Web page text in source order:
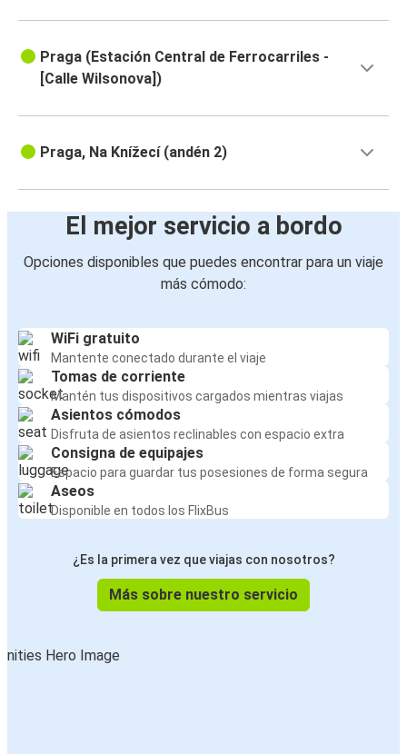
Praga (Estación Central de Ferrocarriles -
[Calle Wilsonova])
Praga, Na Knížecí (andén 2)
El mejor servicio a bordo
Opciones disponibles que puedes encontrar para un viaje
más cómodo:
WiFi gratuito
Mantente conectado durante el viaje
Tomas de corriente
Mantén tus dispositivos cargados mientras viajas
Asientos cómodos
Disfruta de asientos reclinables con espacio extra
Consigna de equipajes
Espacio para guardar tus posesiones de forma segura
Aseos
Disponible en todos los FlixBus
¿Es la primera vez que viajas con nosotros?
Más sobre nuestro servicio